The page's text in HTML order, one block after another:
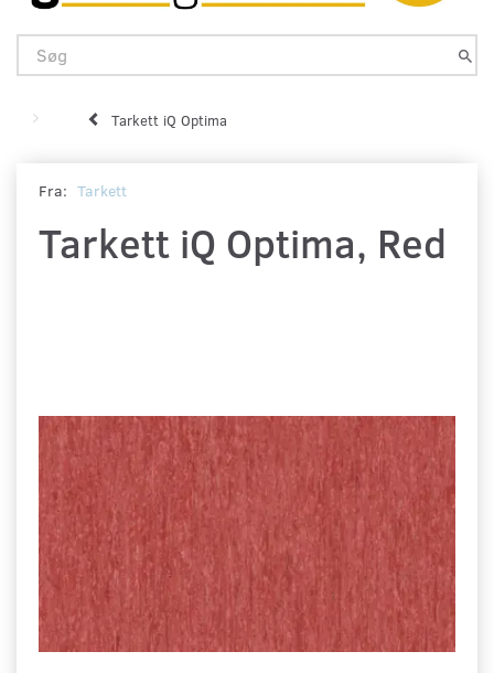
Tarkett iQ Optima
Fra: Tarkett
Tarkett iQ Optima, Red